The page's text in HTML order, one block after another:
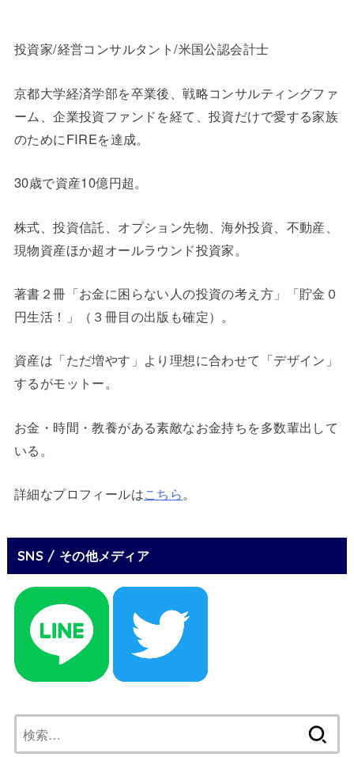
投資家/経営コンサルタント/米国公認会計士
京都大学経済学部を卒業後、戦略コンサルティングファ
ーム、企業投資ファンドを経て、投資だけで愛する家族
のためにFIREを達成。
30歳で資産10億円超。
株式、投資信託、オプション先物、海外投資、不動産、
現物資産ほか超オールラウンド投資家。
著書２冊「お金に困らない人の投資の考え方」「貯金０
円生活！」（３冊目の出版も確定）。
資産は「ただ増やす」より理想に合わせて「デザイン」
するがモットー。
お金・時間・教養がある素敵なお金持ちを多数輩出して
いる。
詳細なプロフィールはこちら。
SNS / その他メディア
索: